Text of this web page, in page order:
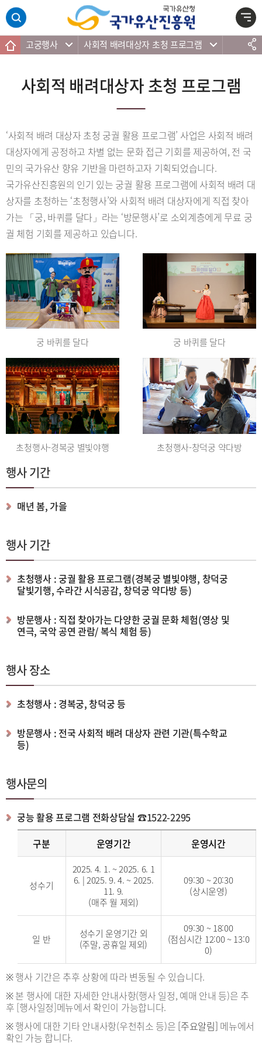
본문 바로가기
주메뉴 바로가기
하단 바로가기
고궁행사 사회적 배려대상자 초청 프로그램
사회적 배려대상자 초청 프로그램
‘사회적 배려 대상자 초청 궁궐 활용 프로그램’ 사업은 사회적 배려
대상자에게 공정하고 차별 없는 문화 접근 기회를 제공하여, 전 국
민의 국가유산 향유 기반을 마련하고자 기획되었습니다.
국가유산진흥원의 인기 있는 궁궐 활용 프로그램에 사회적 배려 대
상자를 초청하는 ‘초청행사’와 사회적 배려 대상자에게 직접 찾아
가는 「궁, 바퀴를 달다」라는 ‘방문행사’로 소외계층에게 무료 궁
궐 체험 기회를 제공하고 있습니다.
궁 바퀴를 달다 궁 바퀴를 달다
초청행사-경복궁 별빛야행 초청행사-창덕궁 약다방
행사 기간
매년 봄, 가을
행사 기간
초청행사 : 궁궐 활용 프로그램(경복궁 별빛야행, 창덕궁
달빛기행, 수라간 시식공감, 창덕궁 약다방 등)
방문행사 : 직접 찾아가는 다양한 궁궐 문화 체험(영상 및
연극, 국악 공연 관람/ 복식 체험 등)
행사 장소
초청행사 : 경복궁, 창덕궁 등
방문행사 : 전국 사회적 배려 대상자 관련 기관(특수학교
등)
행사문의
궁능 활용 프로그램 전화상담실 ☎1522-2295
구분
운영기간 운영시간
성수기
2025. 4. 1. ~ 2025. 6. 1
6. | 2025. 9. 4. ~ 2025.
11. 9.
(매주 월 제외)
09:30 ~ 20:30
(상시운영)
일 반
성수기 운영기간 외
(주말, 공휴일 제외)
09:30 ~ 18:00
(점심시간 12:00 ~ 13:0
0)
※ 행사 기간은 추후 상황에 따라 변동될 수 있습니다.
※ 본 행사에 대한 자세한 안내사항(행사 일정, 예매 안내 등)은 추
후 [행사일정]메뉴에서 확인이 가능합니다.
※ 행사에 대한 기타 안내사항(우천취소 등)은 [주요알림] 메뉴에서
확인 가능 합니다.